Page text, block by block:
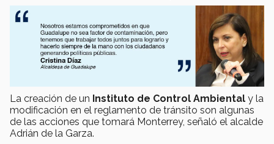
La creación de un Instituto de Control Ambiental y la
modificación en el reglamento de tránsito son algunas
de las acciones que tomará Monterrey, señaló el alcalde
Adrián de la Garza.